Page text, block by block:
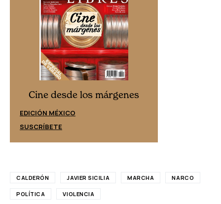
Cine desde los márgenes
EDICIÓN MÉXICO
SUSCRÍBETE
CALDERÓN JAVIER SICILIA MARCHA NARCO
POLÍTICA VIOLENCIA